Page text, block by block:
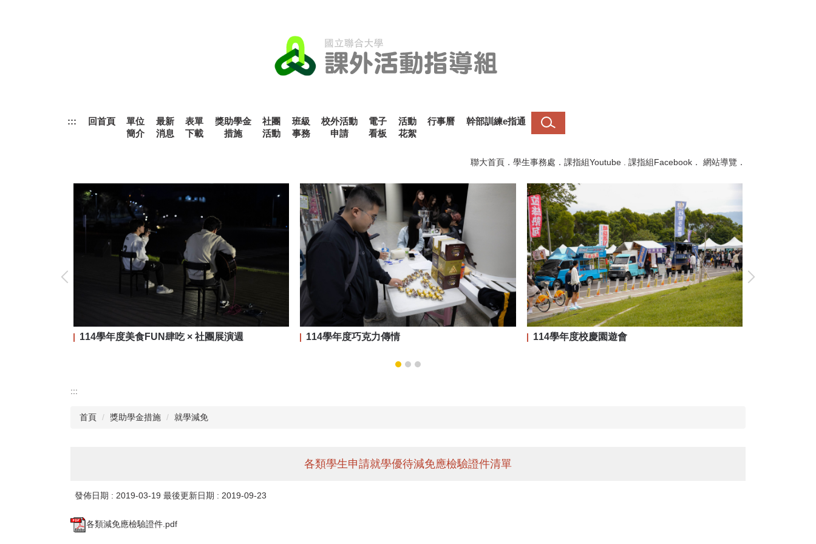
::: 回首頁
單位
簡介
最新
消息
表單
下載
獎助學金
措施
社團
活動
班級
事務
校外活動
申請
電子
看板
活動
花絮
行事曆 幹部訓練e指通
聯大首頁 ． 學生事務處 ． 課指組Youtube 課指組Facebook ． 網站導覽 ．
114學年度美食FUN肆吃 × 社團展演週 114學年度巧克力傳情 114學年度校慶園遊會
:::
首頁 獎助學金措施 就學減免
各類學生申請就學優待減免應檢驗證件清單
發佈日期 : 2019-03-19 最後更新日期 : 2019-09-23
各類減免應檢驗證件.pdf